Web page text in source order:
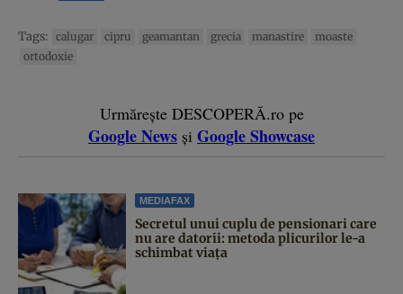
Tags: calugar cipru geamantan grecia manastire
moaste
ortodoxie
Urmărește DESCOPERĂ.ro pe
Google News și Google Showcase
MEDIAFAX
Secretul unui cuplu de pensionari care
nu are datorii: metoda plicurilor le-a
schimbat viața